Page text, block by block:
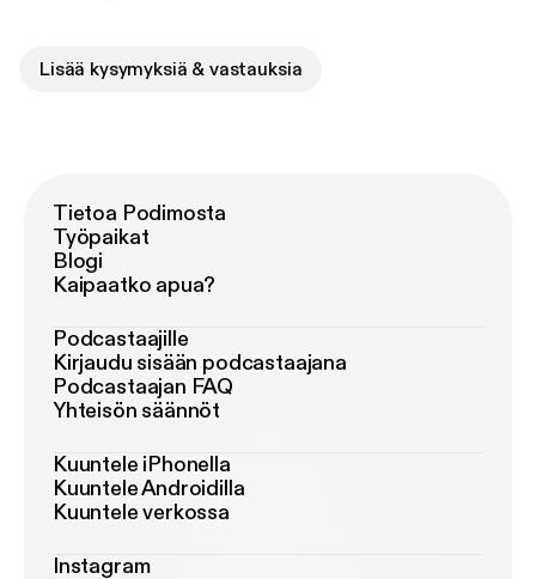
Lisää kysymyksiä & vastauksia
Tietoa Podimosta
Työpaikat
Blogi
Kaipaatko apua?
Podcastaajille
Kirjaudu sisään podcastaajana
Podcastaajan FAQ
Yhteisön säännöt
Kuuntele iPhonella
Kuuntele Androidilla
Kuuntele verkossa
Instagram